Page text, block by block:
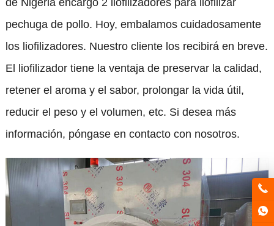
de Nigeria encargó 2 liofilizadores para liofilizar
pechuga de pollo. Hoy, embalamos cuidadosamente
los liofilizadores. Nuestro cliente los recibirá en breve.
El liofilizador tiene la ventaja de preservar la calidad,
retener el aroma y el sabor, prolongar la vida útil,
reducir el peso y el volumen, etc. Si desea más
información, póngase en contacto con nosotros.